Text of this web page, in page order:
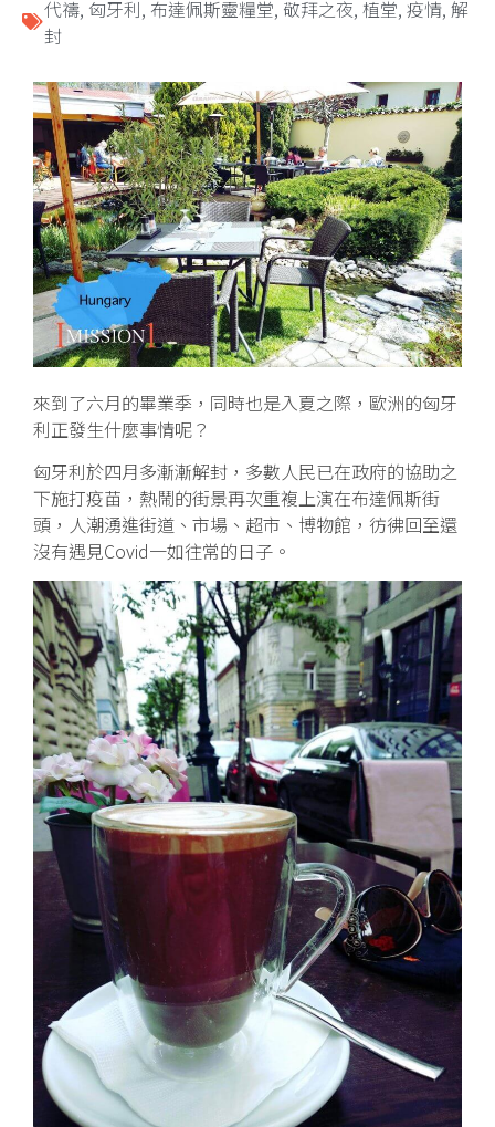
代禱, 匈牙利, 布達佩斯靈糧堂, 敬拜之夜, 植堂, 疫情, 解
封
來到了六月的畢業季，同時也是入夏之際，歐洲的匈牙
利正發生什麼事情呢？
匈牙利於四月多漸漸解封，多數人民已在政府的協助之
下施打疫苗，熱鬧的街景再次重複上演在布達佩斯街
頭，人潮湧進街道、市場、超市、博物館，彷彿回至還
沒有遇見Covid一如往常的日子。